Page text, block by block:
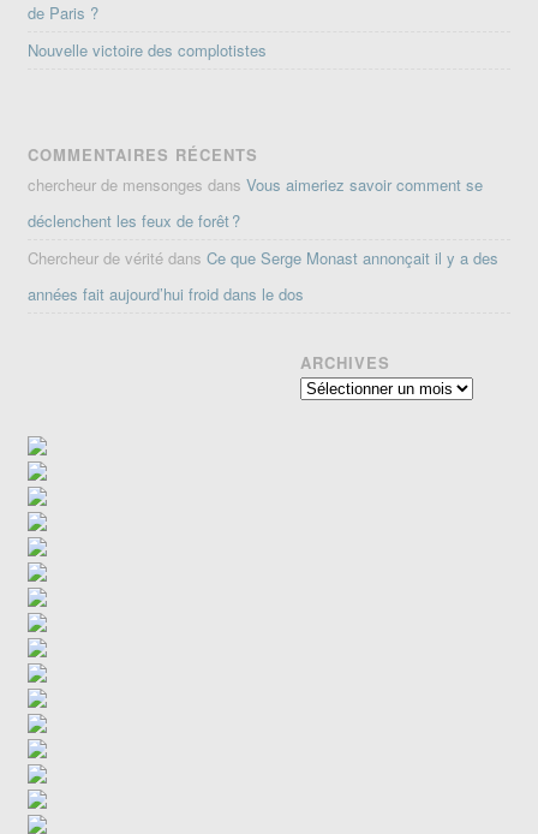
de Paris ?
Nouvelle victoire des complotistes
COMMENTAIRES RÉCENTS
chercheur de mensonges dansVous aimeriez savoir comment se
déclenchent les feux de forêt ?
Chercheur de vérité dansCe que Serge Monast annonçait il y a des
années fait aujourd’hui froid dans le dos
ARCHIVES
Archives